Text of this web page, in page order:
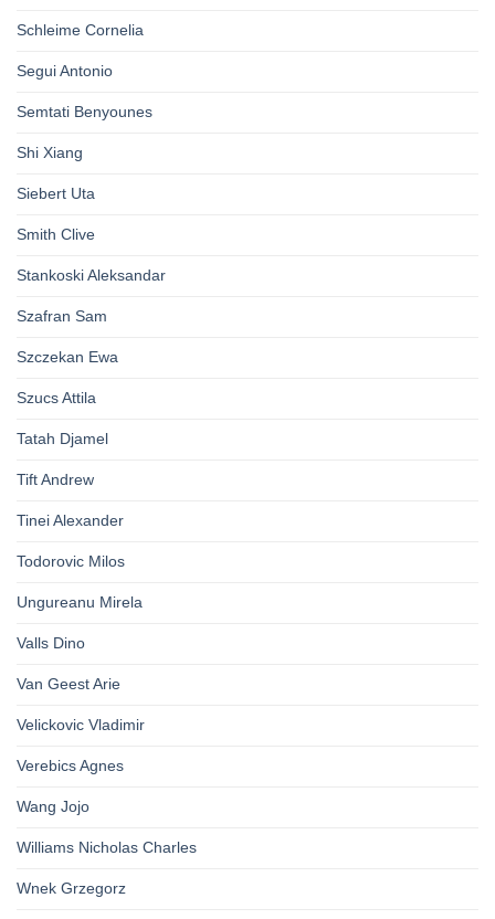
Schleime Cornelia
Segui Antonio
Semtati Benyounes
Shi Xiang
Siebert Uta
Smith Clive
Stankoski Aleksandar
Szafran Sam
Szczekan Ewa
Szucs Attila
Tatah Djamel
Tift Andrew
Tinei Alexander
Todorovic Milos
Ungureanu Mirela
Valls Dino
Van Geest Arie
Velickovic Vladimir
Verebics Agnes
Wang Jojo
Williams Nicholas Charles
Wnek Grzegorz